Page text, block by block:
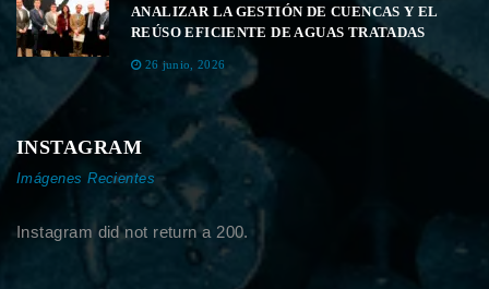
ANALIZAR LA GESTIÓN DE CUENCAS Y EL
REÚSO EFICIENTE DE AGUAS TRATADAS
26 junio, 2026
INSTAGRAM
Imágenes Recientes
Instagram did not return a 200.